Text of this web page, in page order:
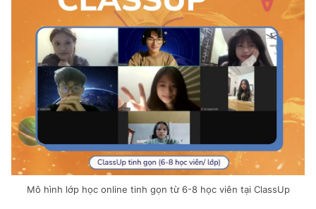
VTV Money VTV Thể thao
VTV Sức khoẻ Bất động sản
Thị trường 24h Tấm lòng Việt
VTV4 Vươn mình bằng AI
VTV9 VTV8
Mô hình lớp học online tinh gọn từ 6-8 học viên tại ClassUp